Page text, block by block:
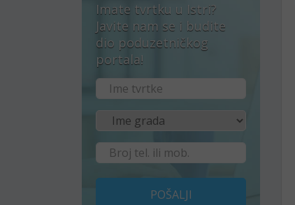
Imate tvrtku u Istri?
Javite nam se i budite
dio poduzetničkog
portala!
POŠALJI